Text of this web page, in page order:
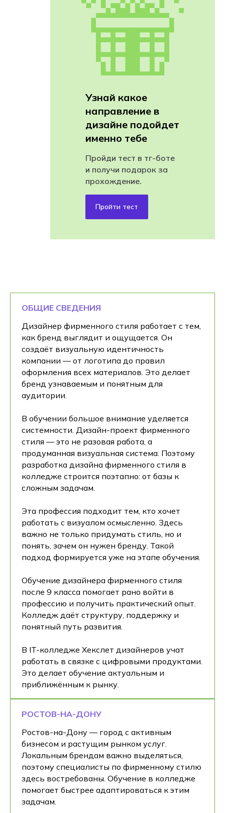
Узнай какое
направление в
дизайне подойдет
именно тебе
Пройди тест в тг-боте
и получи подарок за
прохождение.
Пройти тест
ОБЩИЕ СВЕДЕНИЯ
Дизайнер фирменного стиля работает с тем,
как бренд выглядит и ощущается. Он
создаёт визуальную идентичность
компании — от логотипа до правил
оформления всех материалов. Это делает
бренд узнаваемым и понятным для
аудитории.
В обучении большое внимание уделяется
системности. Дизайн-проект фирменного
стиля — это не разовая работа, а
продуманная визуальная система. Поэтому
разработка дизайна фирменного стиля в
колледже строится поэтапно: от базы к
сложным задачам.
Эта профессия подходит тем, кто хочет
работать с визуалом осмысленно. Здесь
важно не только придумать стиль, но и
понять, зачем он нужен бренду. Такой
подход формируется уже на этапе обучения.
Обучение дизайнера фирменного стиля
после 9 класса помогает рано войти в
профессию и получить практический опыт.
Колледж даёт структуру, поддержку и
понятный путь развития.
В IT-колледже Хекслет дизайнеров учат
работать в связке с цифровыми продуктами.
Это делает обучение актуальным и
приближённым к рынку.
РОСТОВ-НА-ДОНУ
Ростов-на-Дону — город с активным
бизнесом и растущим рынком услуг.
Локальным брендам важно выделяться,
поэтому специалисты по фирменному стилю
здесь востребованы. Обучение в колледже
помогает быстрее адаптироваться к этим
задачам.